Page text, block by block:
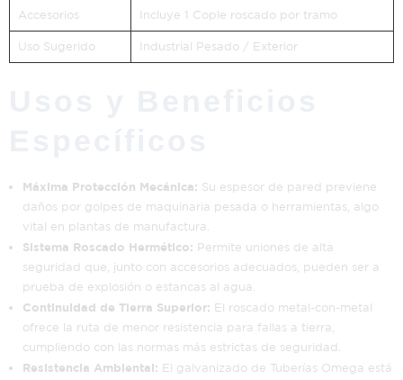
Accesorios Incluye 1 Cople roscado por tramo
Uso Sugerido Industrial Pesado / Exterior
Máxima Protección Mecánica: Su espesor de pared previene
daños por golpes de maquinaria pesada o herramientas, algo
vital en plantas de manufactura.
Sistema Roscado Hermético: Permite uniones de alta
seguridad que, junto con accesorios adecuados, pueden ser a
prueba de explosión o estancas al agua.
Continuidad de Tierra Superior: El roscado metal-con-metal
ofrece la ruta de menor resistencia para fallas a tierra,
cumpliendo con las normas más estrictas de seguridad.
Resistencia Ambiental: El galvanizado de Tuberías Omega está